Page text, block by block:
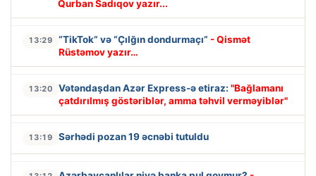
Qurban Sadıqov yazır...
13:29 “TikTok” və “Çılğın dondurmaçı” - Qismət
Rüstəmov yazır…
13:20 Vətəndaşdan Azər Express-ə etiraz: "Bağlamanı
çatdırılmış göstəriblər, amma təhvil verməyiblər"
13:19 Sərhədi pozan 19 əcnəbi tutuldu